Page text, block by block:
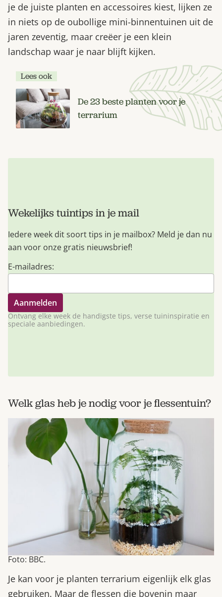
je de juiste planten en accessoires kiest, lijken ze
in niets op de oubollige mini-binnentuinen uit de
jaren zeventig, maar creëer je een klein
landschap waar je naar blijft kijken.
Lees ook
De 23 beste planten voor je
terrarium
Wekelijks tuintips in je mail
Iedere week dit soort tips in je mailbox? Meld je dan nu
aan voor onze gratis nieuwsbrief!
E-mailadres:
Ontvang elke week de handigste tips, verse tuininspiratie en
speciale aanbiedingen.
Welk glas heb je nodig voor je flessentuin?
Foto: BBC.
Je kan voor je planten terrarium eigenlijk elk glas
gebruiken. Maar de flessen die bovenin maar